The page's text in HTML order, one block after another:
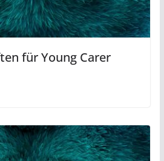
für Young Carer